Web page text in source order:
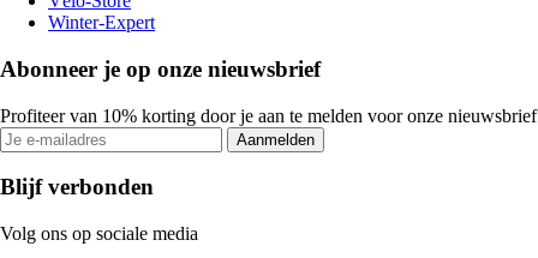
Winter-Expert
Abonneer je op onze nieuwsbrief
Profiteer van 10% korting door je aan te melden voor onze nieuwsbrief
Aanmelden
Blijf verbonden
Volg ons op sociale media